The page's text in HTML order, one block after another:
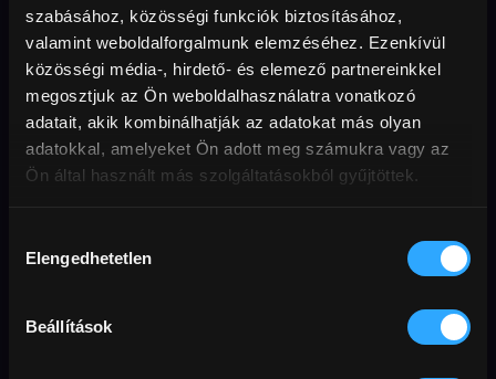
szabásához, közösségi funkciók biztosításához,
valamint weboldalforgalmunk elemzéséhez. Ezenkívül
közösségi média-, hirdető- és elemező partnereinkkel
megosztjuk az Ön weboldalhasználatra vonatkozó
adatait, akik kombinálhatják az adatokat más olyan
adatokkal, amelyeket Ön adott meg számukra vagy az
Ön által használt más szolgáltatásokból gyűjtöttek.
kiválasztása
Elengedhetetlen
Beállítások
Titán (18)
Cannes 2021: Arany Pálma-díj
Szupernóva